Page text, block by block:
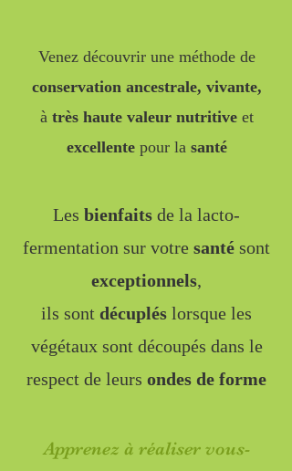
Venez découvrir une méthode de
conservation ancestrale, vivante,
à très haute valeur nutritive et
excellentepour la santé
Les bienfaits de la lacto-
fermentation sur votre santé sont
exceptionnels,
ils sont décuplés lorsque les
végétaux sont découpés dans le
respect de leurs ondes de forme
Apprenez à réaliser vous-